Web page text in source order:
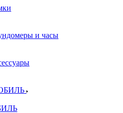
и часы